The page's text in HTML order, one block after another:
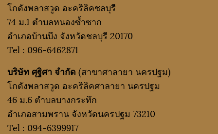
โกดังพลาสวูด อะคริลิคชลบุรี
74 ม.1 ตำบลหนองซ้ำซาก
อำเภอบ้านบึง จังหวัดชลบุรี 20170
Tel : 096-6462871
บริษัท ศุฐิศา จำกัด (สาขาศาลายา นครปฐม)
โกดังพลาสวูด อะคริลิคศาลายา นครปฐม
46 ม.6 ตำบลบางกระทึก
อำเภอสามพราน จังหวัดนครปฐม 73210
Tel : 094-6399917